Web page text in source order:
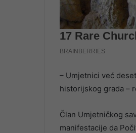
– Umjetnici već
historijskog grada –
Član Umjetničkog
manifestacije da